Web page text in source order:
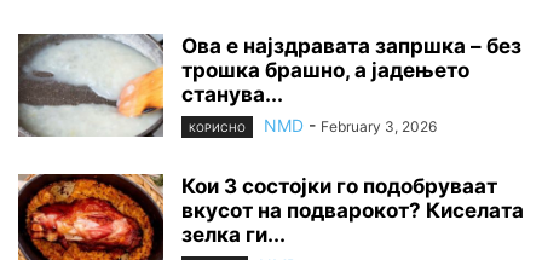
Ова е најздравата запршка – без
трошка брашно, а јадењето
станува...
КОРИСНО NMD - February 3, 2026
Кои 3 состојки го подобруваат
вкусот на подварокот? Киселата
зелка ги...